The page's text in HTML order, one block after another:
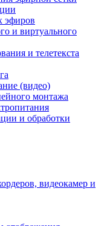
эфиров
и виртуального
и телетекста
(видео)
монтажа
и обработки
видеокамер и